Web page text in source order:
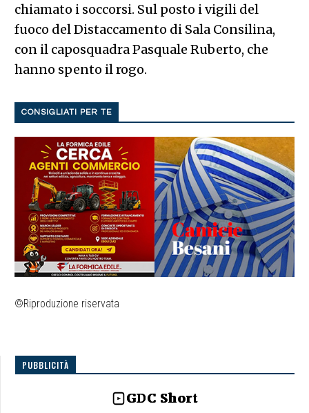
chiamato i soccorsi. Sul posto i vigili del
fuoco del Distaccamento di Sala Consilina,
con il caposquadra Pasquale Ruberto, che
hanno spento il rogo.
CONSIGLIATI PER TE
©Riproduzione riservata
PUBBLICITÀ
GDC Short